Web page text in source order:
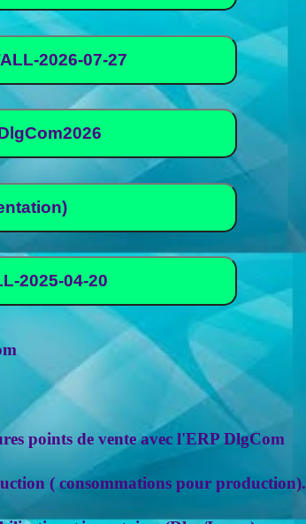
2026-07-27
2025-04-20
points de vente avec l'ERP DlgCom
( consommations pour production).